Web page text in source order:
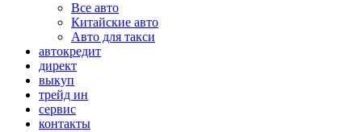
Все авто
Китайские авто
Авто для такси
автокредит
директ
выкуп
трейд ин
сервис
контакты